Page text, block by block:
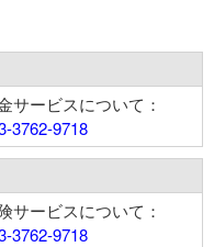
サービスについて：
3762-9718
サービスについて：
3762-9718